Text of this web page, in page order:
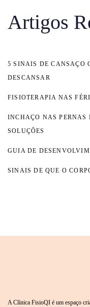
Artigos
5 SINAIS DE CANSAÇO
DESCANSAR
FISIOTERAPIA NAS
INCHAÇO NAS PERNAS
SOLUÇÕES
GUIA DE
SINAIS DE QUE O
A Clínica FisioQI é um espaço